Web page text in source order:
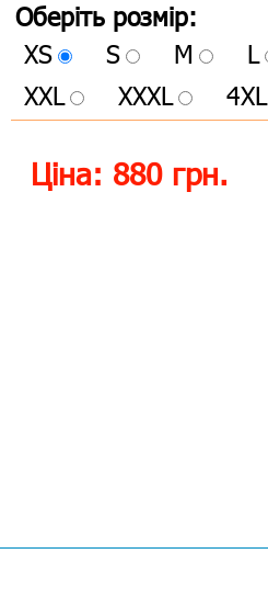
Оберіть розмір:
XS S M L
XXL
XXXL 4XL
Ціна: 880грн.